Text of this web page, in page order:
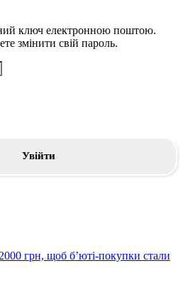
ключ електронною поштою.
змінити свій пароль.
Увійти
грн, щоб б’юті-покупки стали